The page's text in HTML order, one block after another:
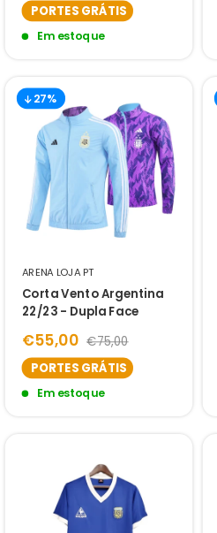
PORTES GRÁTIS
Em estoque
27%
ARENA LOJA PT
Corta Vento Argentina
22/23 - Dupla Face
€55,00 €75,00
PORTES GRÁTIS
Em estoque